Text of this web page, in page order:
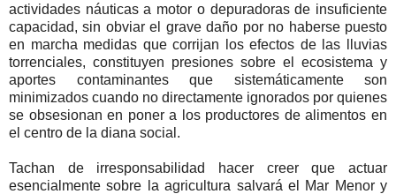
actividades náuticas a motor o depuradoras de insuficiente
capacidad, sin obviar el grave daño por no haberse puesto
en marcha medidas que corrijan los efectos de las lluvias
torrenciales, constituyen presiones sobre el ecosistema y
aportes contaminantes que sistemáticamente son
minimizados cuando no directamente ignorados por quienes
se obsesionan en poner a los productores de alimentos en
el centro de la diana social.
Tachan de irresponsabilidad hacer creer que actuar
esencialmente sobre la agricultura salvará el Mar Menor y